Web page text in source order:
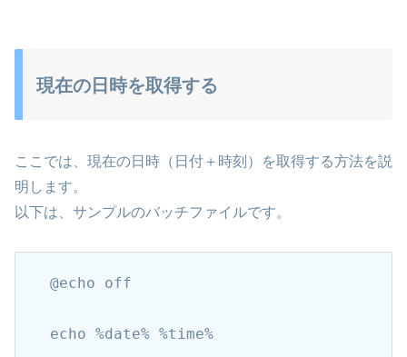
現在の日時を取得する
ここでは、現在の日時（日付＋時刻）を取得する方法を説
明します。
以下は、サンプルのバッチファイルです。
@echo off
echo %date% %time%